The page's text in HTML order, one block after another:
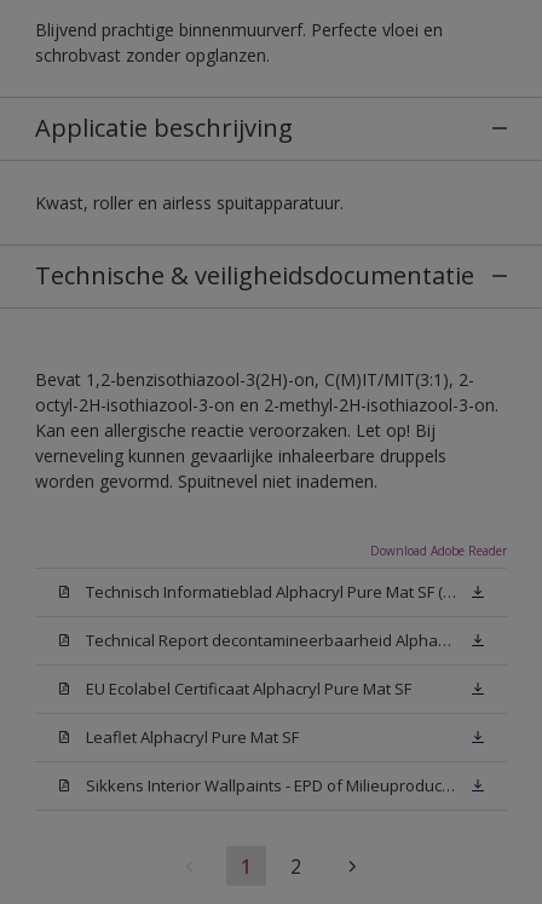
Blijvend prachtige binnenmuurverf. Perfecte vloei en
schrobvast zonder opglanzen.
Applicatie beschrijving
Kwast, roller en airless spuitapparatuur.
Technische & veiligheidsdocumentatie
Bevat 1,2-benzisothiazool-3(2H)-on, C(M)IT/MIT(3:1), 2-
octyl-2H-isothiazool-3-on en 2-methyl-2H-isothiazool-3-on.
Kan een allergische reactie veroorzaken. Let op! Bij
verneveling kunnen gevaarlijke inhaleerbare druppels
worden gevormd. Spuitnevel niet inademen.
Download Adobe Reader
Technisch Informatieblad Alphacryl Pure Mat SF (New Livery) (PDF)
Technical Report decontamineerbaarheid Alphacryl Pure Mat SF
EU Ecolabel Certificaat Alphacryl Pure Mat SF
Leaflet Alphacryl Pure Mat SF
Sikkens Interior Wallpaints - EPD of Milieuproductverklaring
1 2